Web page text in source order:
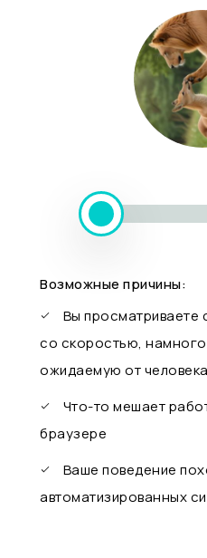
Возможные причины:
Вы просматриваете
со скоростью,
ожидаемую от человека
Что-то мешает
браузере
Ваше поведение
автоматизированных